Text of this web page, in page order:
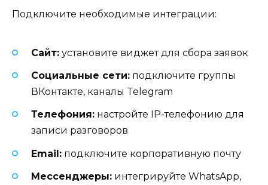
Подключите необходимые интеграции:
Сайт: установите виджет для сбора заявок
Социальные сети: подключите группы
ВКонтакте, каналы Telegram
Телефония: настройте IP-телефонию для
записи разговоров
Email: подключите корпоративную почту
Мессенджеры: интегрируйте WhatsApp,